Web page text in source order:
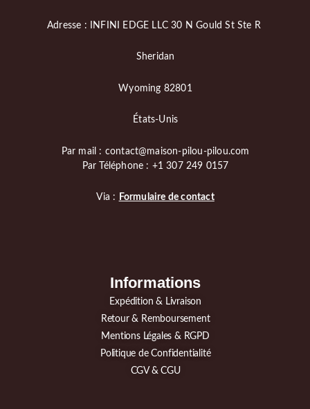
Adresse : INFINI EDGE LLC 30 N Gould St Ste R
Sheridan
Wyoming 82801
États-Unis
Par mail : contact@maison-pilou-pilou.com
Par Téléphone : +1 307 249 0157
Via : Formulaire de contact
Informations
Expédition & Livraison
Retour & Remboursement
Mentions Légales & RGPD
Politique de Confidentialité
CGV & CGU